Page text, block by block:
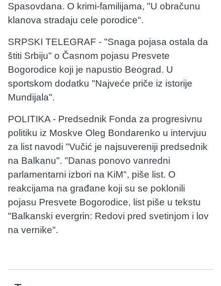
Spasovdana. O krimi-familijama, "U obračunu
klanova stradaju cele porodice".
SRPSKI TELEGRAF - "Snaga pojasa ostala da
štiti Srbiju" o Časnom pojasu Presvete
Bogorodice koji je napustio Beograd. U
sportskom dodatku "Najveće priče iz istorije
Mundijala".
POLITIKA - Predsednik Fonda za progresivnu
politiku iz Moskve Oleg Bondarenko u intervjuu
za list navodi "Vučić je najsuvereniji predsednik
na Balkanu". "Danas ponovo vanredni
parlamentarni izbori na KiM", piše list. O
reakcijama na građane koji su se poklonili
pojasu Presvete Bogorodice, list piše u tekstu
"Balkanski evergrin: Redovi pred svetinjom i lov
na vernike".